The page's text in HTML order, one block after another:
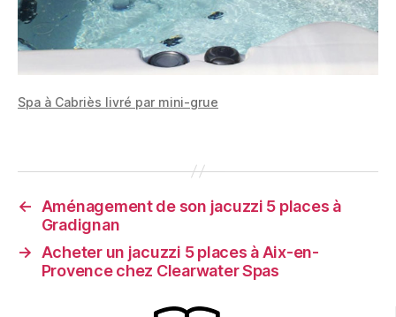
Spa à Cabriès livré par mini-grue
←
Aménagement de son jacuzzi 5 places à
Gradignan
→
Acheter un jacuzzi 5 places à Aix-en-
Provence chez Clearwater Spas